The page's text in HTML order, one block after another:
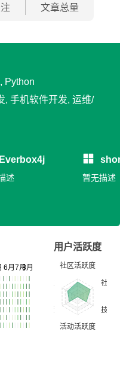
文章总量
Python
, 手机软件开发, 运维/
Everbox4j
述 暂无描述
用户活跃度